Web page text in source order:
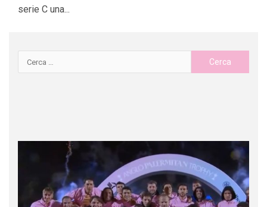
serie C una...